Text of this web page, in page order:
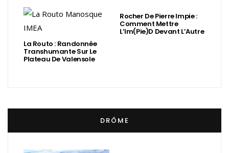
La Routo : Randonnée
Transhumante Sur Le
Plateau De Valensole
Rocher De Pierre Impie :
Comment Mettre
L’Im(Pie)d Devant L’Autre
DRÔME